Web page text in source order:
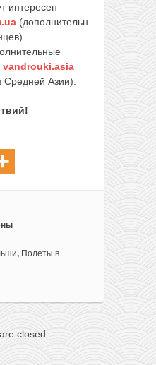
интересен
(дополнительн
vandrouki.asia
Азии).
, Полеты в
closed.